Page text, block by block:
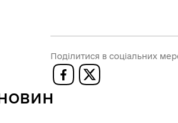
Поділитися в соціальних